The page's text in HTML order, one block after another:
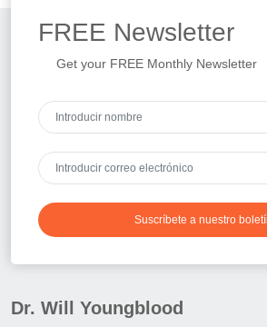
FREE Newsletter
Get your FREE Monthly Newsletter
Suscríbete a nuestro
Dr. Will Youngblood